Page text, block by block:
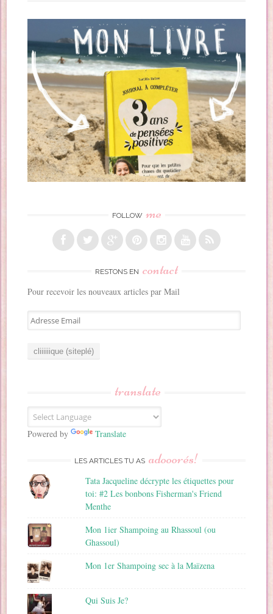
FOLLOW me
RESTONS EN contact
Pour recevoir les nouveaux articles par Mail
A
d
E
m
a
translate
Powered by Translate
LES ARTICLES TU AS adooorés!
Tata Jacqueline décrypte les étiquettes pour
toi: #2 Les bonbons Fisherman's Friend
Menthe
Mon 1ier Shampoing au Rhassoul (ou
Ghassoul)
Mon 1er Shampoing sec à la Maïzena
Qui Suis Je?